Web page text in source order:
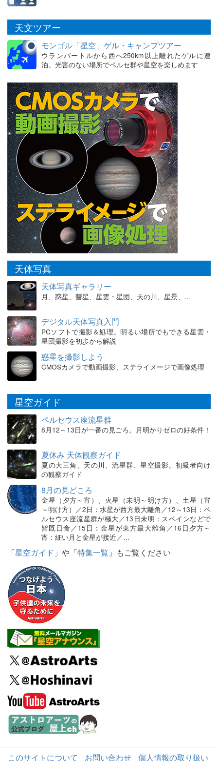
天文ツアー
モンゴル「星空」ゲル・キャンプツアー
ウランバートルから西へ250km以上離れたゲルに連
泊。光害のない場所でペルセ群や星空を楽しめます
天体写真
天体写真ギャラリー
月、惑星、彗星、星雲・星団、天の川、星景、…
デジタル天体写真入門
PCソフトで撮影＆処理。明るい場所でもできる星雲・
星団撮影を初歩から解説
惑星を撮影しよう
CMOSカメラで動画撮影、ステライメージで画像処理
星空ガイド
ペルセウス座流星群
8月12～13日が一番の見ごろ。月明かりゼロの好条件！
夏休み 天体観察ガイド
夏の大三角、天の川、流星群、星空撮影。初級者向け
の観察ガイド
8月の見どころ
金星（夕方～宵）、火星（未明～明け方）、土星（宵
～明け方）／2日：水星が西方最大離角／12～13日：ペ
ルセウス座流星群が極大／13日未明：スペインなどで
皆既日食／15日：金星が東方最大離角／16日夕方～
宵：細い月と金星が接近／…
「星空ガイド 」や「特集一覧 」もご覧ください
このサイトについて お問い合わせ 個人情報の取り扱い